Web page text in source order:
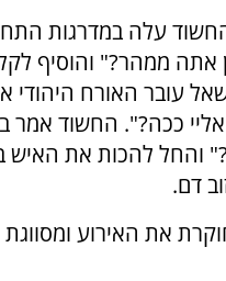
עלה במדרגות
אתה ממהר?" והוסיף
עובר האורח היהודי
ככה?". החשוד אמר
והחל להכות את האיש
דם.
את האירוע